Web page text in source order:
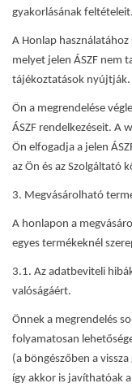
gyakorlásának feltételeit.
A Honlap
melyet jelen ÁSZF nem
tájékoztatások nyújtják.
Ön a megrendelése
ÁSZF rendelkezéseit. A
Ön elfogadja a jelen
az Ön és az Szolgáltató
3. Megvásárolható
A honlapon a
egyes termékeknél
3.1. Az adatbeviteli
valóságáért.
Önnek a megrendelés
folyamatosan
(a böngészőben a
így akkor is javíthatóak